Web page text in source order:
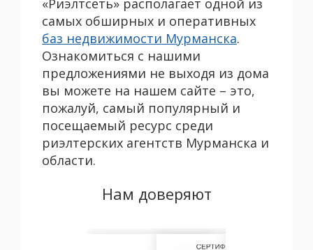
«Риэлтсеть» располагает одной из
самых обширных и оперативных
баз недвижимости Мурманска.
Ознакомиться с нашими
предложениями не выходя из дома
вы можете на нашем сайте – это,
пожалуй, самый популярный и
посещаемый ресурс среди
риэлтерских агентств Мурманска и
области.
Нам доверяют